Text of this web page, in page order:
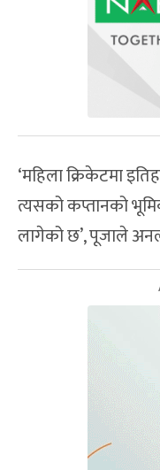
‘महिला क्रिकेटमा
त्यसको कप्तानको
लागेको छ’, पूजाले